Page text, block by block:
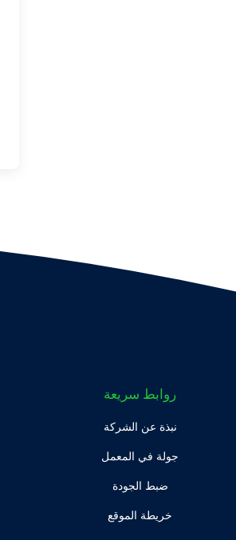
روابط سريعة
نبذة عن الشركة
جولة في المعمل
ضبط الجودة
خريطة الموقع